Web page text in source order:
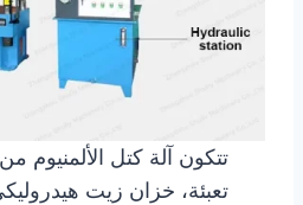
تتكون آلة كتل
تعبئة، خزان زيت